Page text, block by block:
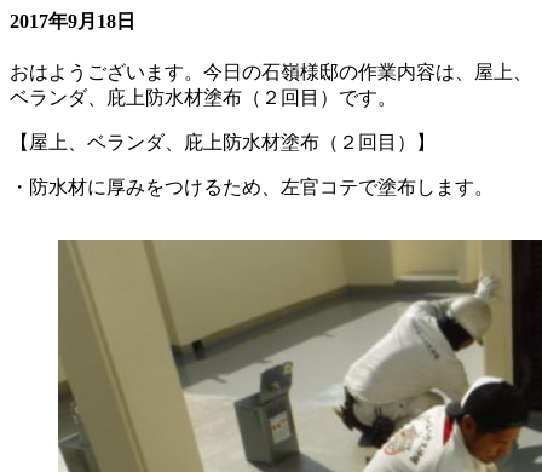
2017年9月18日
おはようございます。今日の石嶺様邸の作業内容は、屋上、
ベランダ、庇上防水材塗布（２回目）です。
【屋上、ベランダ、庇上防水材塗布（２回目）】
・防水材に厚みをつけるため、左官コテで塗布します。